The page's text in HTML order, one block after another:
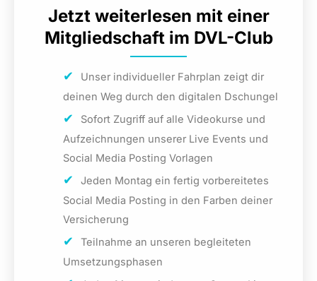
Jetzt weiterlesen mit einer
Mitgliedschaft im DVL-Club
Unser individueller Fahrplan zeigt dir
deinen Weg durch den digitalen Dschungel
Sofort Zugriff auf alle Videokurse und
Aufzeichnungen unserer Live Events und
Social Media Posting Vorlagen
Jeden Montag ein fertig vorbereitetes
Social Media Posting in den Farben deiner
Versicherung
Teilnahme an unseren begleiteten
Umsetzungsphasen